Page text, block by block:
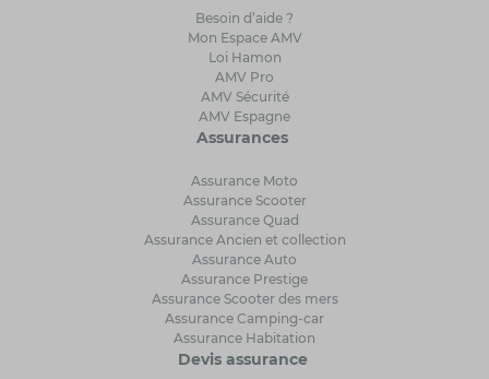
Besoin d’aide ?
Mon Espace AMV
Loi Hamon
AMV Pro
AMV Sécurité
AMV Espagne
Assurances
Assurance Moto
Assurance Scooter
Assurance Quad
Assurance Ancien et collection
Assurance Auto
Assurance Prestige
Assurance Scooter des mers
Assurance Camping-car
Assurance Habitation
Devis assurance